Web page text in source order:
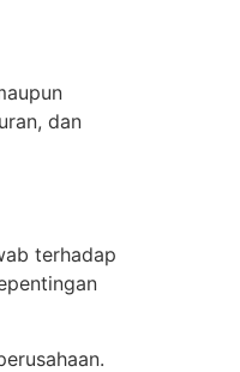
dan
terhadap